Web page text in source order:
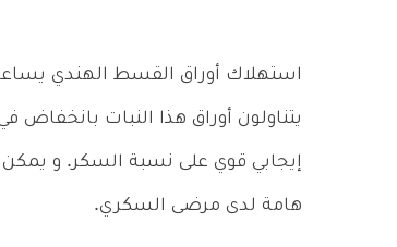
استهلاك أوراق القسط الهندي
يتناولون أوراق هذا النبات
إيجابي قوي على نسبة السكر. و
هامة لدى مرضى السكري.